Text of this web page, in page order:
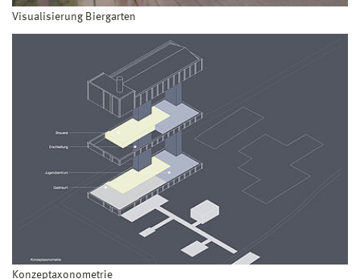
Visualisierung Biergarten
Konzeptaxonometrie